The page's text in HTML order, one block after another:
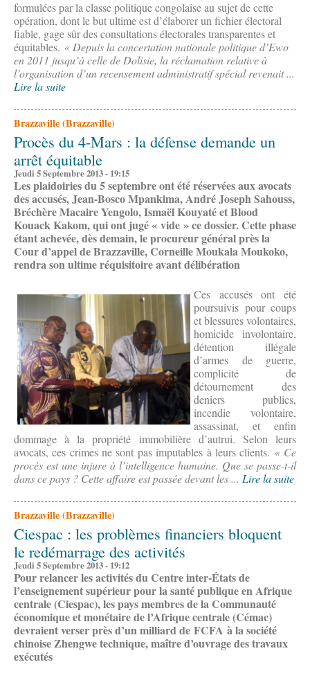
formulées par la classe politique congolaise au sujet de cette
opération, dont le but ultime est d’élaborer un fichier électoral
fiable, gage sûr des consultations électorales transparentes et
équitables. « Depuis la concertation nationale politique d’Ewo
en 2011 jusqu’à celle de Dolisie, la réclamation relative à
l’organisation d’un recensement administratif spécial revenait ...
Lire la suite
Brazzaville (Brazzaville)
Procès du 4-Mars : la défense demande un
arrêt équitable
Jeudi 5 Septembre 2013 - 19:15
Les plaidoiries du 5 septembre ont été réservées aux avocats
des accusés, Jean-Bosco Mpankima, André Joseph Sahouss,
Bréchère Macaire Yengolo, Ismaël Kouyaté et Blood
Kouack Kakom, qui ont jugé « vide » ce dossier. Cette phase
étant achevée, dès demain, le procureur général près la
Cour d’appel de Brazzaville, Corneille Moukala Moukoko,
rendra son ultime réquisitoire avant délibération
Ces accusés ont été
poursuivis pour coups
et blessures volontaires,
homicide involontaire,
détention illégale
d’armes de guerre,
complicité de
détournement des
deniers publics,
incendie volontaire,
assassinat, et enfin
dommage à la propriété immobilière d’autrui. Selon leurs
avocats, ces crimes ne sont pas imputables à leurs clients. « Ce
procès est une injure à l’intelligence humaine. Que se passe-t-il
dans ce pays ? Cette affaire est passée devant les ... Lire la suite
Brazzaville (Brazzaville)
Ciespac : les problèmes financiers bloquent
le redémarrage des activités
Jeudi 5 Septembre 2013 - 19:12
Pour relancer les activités du Centre inter-États de
l’enseignement supérieur pour la santé publique en Afrique
centrale (Ciespac), les pays membres de la Communauté
économique et monétaire de l’Afrique centrale (Cémac)
devraient verser près d’un milliard de FCFA à la société
chinoise Zhengwe technique, maître d’ouvrage des travaux
exécutés